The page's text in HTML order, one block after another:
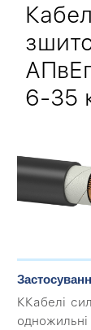
6-35
ККабелі
одножильні